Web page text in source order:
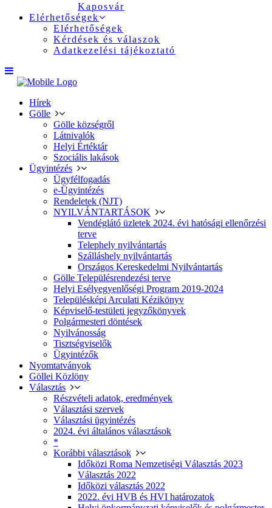
Kaposvár
Elérhetőségek
Elérhetőségek
Kérdések és válaszok
Adatkezelési tájékoztató
Hírek
Gölle
Gölle községről
Látnivalók
Helyi Értéktár
Szociális lakások
Ügyintézés
Ügyfélfogadás
e-Ügyintézés
Rendeletek (NJT)
NYILVÁNTARTÁSOK
Vendéglátó üzletek 2024. évi hatósági ellenőrzési
terve
Telephely nyilvántartás
Szálláshely nyilvántartás
Országos Kereskedelmi Nyilvántartás
Gölle Településrendezési terve
Helyi Esélyegyenlőségi Program 2019-2024
Településképi Arculati Kézikönyv
Képviselő-testületi jegyzőkönyvek
Polgármesteri döntések
Nyilvánosság
Tisztségviselők
Ügyintézők
Nyomtatványok
Göllei Közlöny
Választás
Részvételi adatok, eredmények
Választási szervek
Választási ügyintézés
2024. évi általános választások
*
Korábbi választások
Időközi Roma Nemzetiségi Választás 2023
Választás 2022
Időközi választás 2022
2022. évi HVB és HVI határozatok